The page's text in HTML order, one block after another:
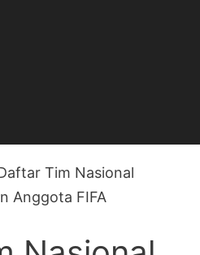
Tim Nasional
Anggota FIFA